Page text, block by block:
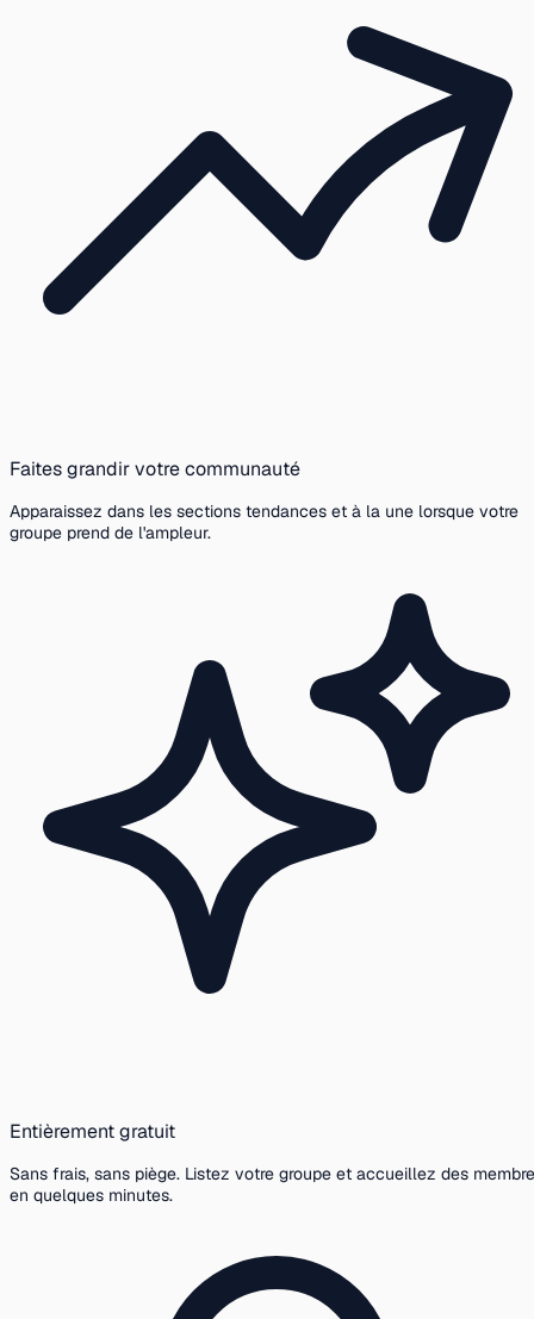
Faites grandir votre communauté
Apparaissez dans les sections tendances et à la une lorsque votre
groupe prend de l'ampleur.
Entièrement gratuit
Sans frais, sans piège. Listez votre groupe et accueillez des
en quelques minutes.